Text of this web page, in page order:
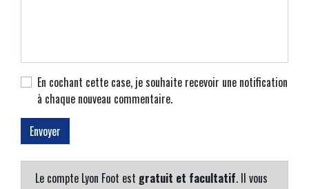
En cochant cette case, je souhaite recevoir une notification
à chaque nouveau commentaire.
Le compte Lyon Foot est gratuit et facultatif. Il vous